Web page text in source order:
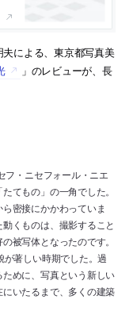
による、東京都写真美
」のレビューが、長
フ・ニセフォール・ニエ
てもの」の一角でした。
密接にかかわっていま
くものは、撮影すること
被写体となったのです。
著しい時期でした。過
めに、写真という新しい
いたるまで、多くの建築